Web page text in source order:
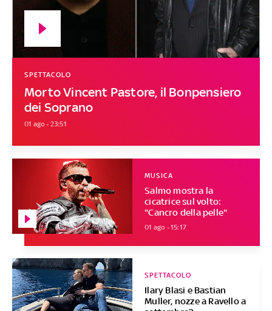
Morto Vincent Pastore, il Bonpensiero
dei Soprano
SPETTACOLO
01 ago - 23:51
Salmo mostra la
cicatrice sul volto:
"Cancro della pelle"
MUSICA
01 ago - 15:17
Ilary Blasi e Bastian
Muller, nozze a Ravello a
SPETTACOLO